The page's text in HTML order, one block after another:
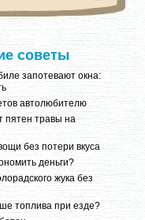
советы
запотевают окна:
автолюбителю
пятен травы на
без потери вкуса
деньги?
жука без
топлива при езде?